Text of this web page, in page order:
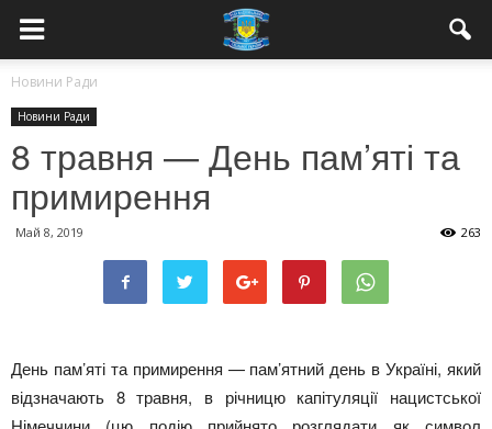
Новини Ради
Новини Ради
8 травня — День пам’яті та
примирення
Май 8, 2019 263
День пам’яті та примирення — пам’ятний день в Україні, який
відзначають 8 травня, в річницю капітуляції нацистської